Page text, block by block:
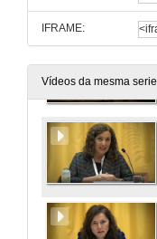
IFRAME:
Vídeos da mesma serie